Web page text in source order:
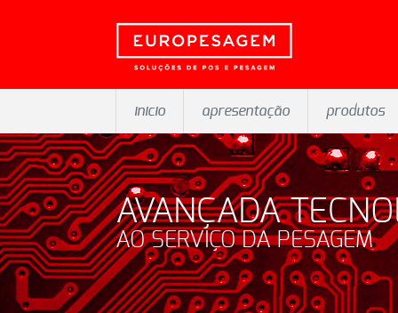
inicio apresentação produtos
AVANÇADA
AO SERVIÇO DA PESAGEM